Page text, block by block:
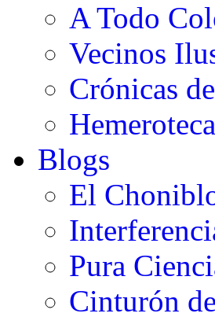
A Todo
Vecinos
Crónicas
Hemeroteca
Blogs
El
Pura
Cinturón